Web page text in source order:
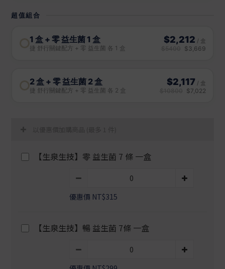
【生泉生技】零 益生菌 7 條 一盒
優惠價 NT$315
【生泉生技】暢 益生菌 7條 一盒